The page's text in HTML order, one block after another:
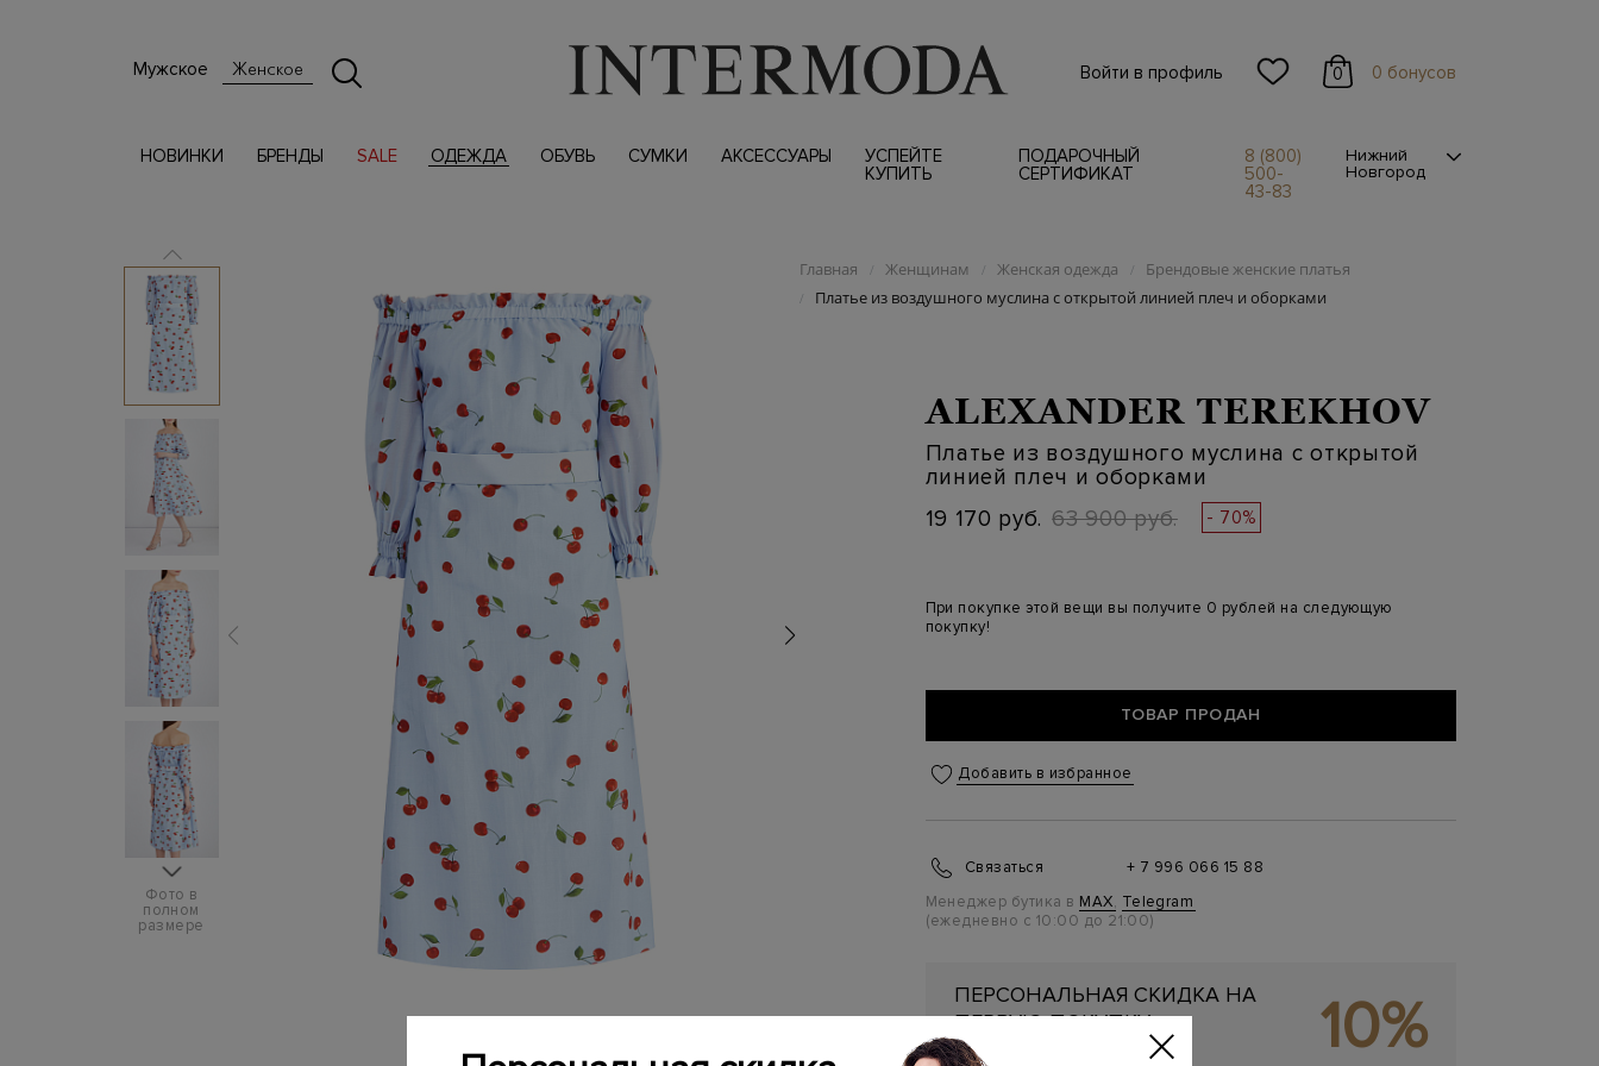
Мужское Женское Войти в профиль 0 0 бонусов
НОВИНКИ БРЕНДЫ SALE ОДЕЖДА ОБУВЬ СУМКИ АКСЕССУАРЫ
УСПЕЙТЕ
КУПИТЬ
ПОДАРОЧНЫЙ
СЕРТИФИКАТ
8 (800)
500-
43-83
Нижний
Новгород
Фото в
полном
размере
Главная / Женщинам / Женская одежда / Брендовые женские платья
/ Платье из воздушного муслина с открытой линией плеч и оборками
ALEXANDER TEREKHOV
Платье из воздушного муслина с открытой
линией плеч и оборками
19 170 руб. 63 900 руб. - 70%
При покупке этой вещи вы получите 0 рублей на следующую
покупку!
ТОВАР ПРОДАН
Добавить в избранное
Связаться
+ 7 996 066 15 88
Менеджер бутика в MAX, Telegram
(ежедневно с 10:00 до 21:00)
ПЕРСОНАЛЬНАЯ СКИДКА НА
ПЕРВУЮ ПОКУПКУ
Подробнее 10%